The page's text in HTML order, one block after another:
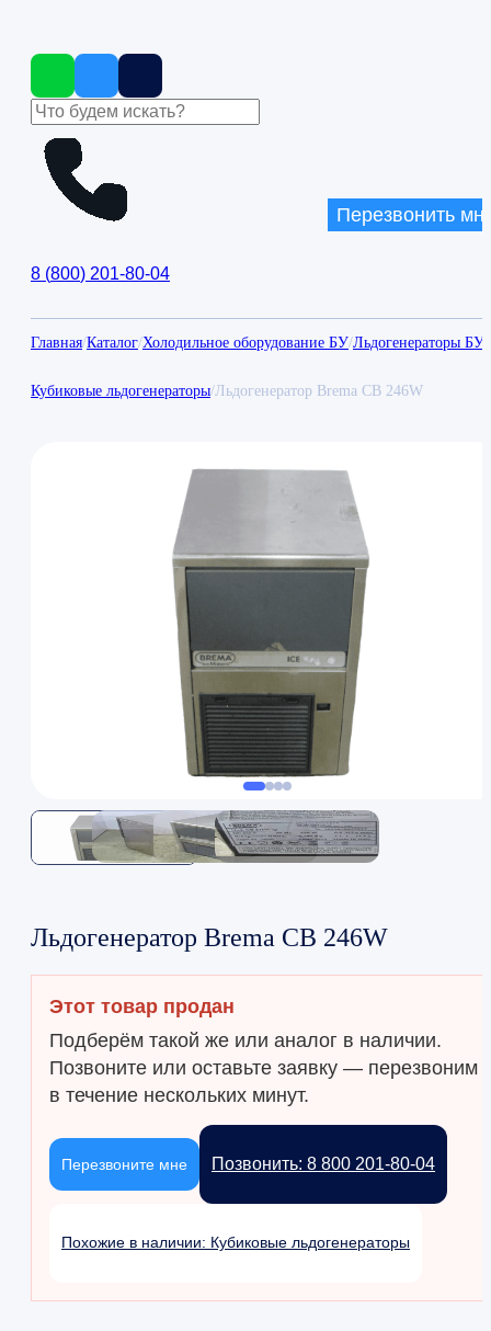
8 (800) 201-80-04
Перезвонить
Главная/Каталог/Холодильное оборудование БУ/Льдогенераторы БУ
Кубиковые льдогенераторы/Льдогенератор Brema CB 246W
Льдогенератор Brema CB 246W
Этот товар продан
Подберём такой же или аналог в наличии.
Позвоните или оставьте заявку — перезвоним
в течение нескольких минут.
Позвонить: 8 800 201-80-04
Перезвоните мне
Похожие в наличии: Кубиковые льдогенераторы